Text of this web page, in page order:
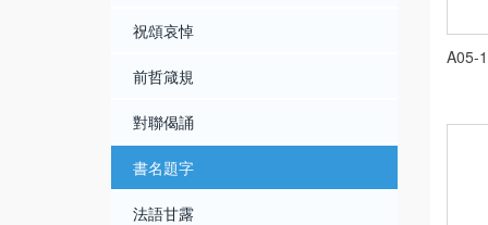
祝頌哀悼
前哲箴規
對聯偈誦
書名題字
法語甘露
A05-